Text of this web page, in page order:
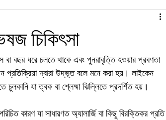
চিকিৎসা
বা বছর ধরে চলতে থাকে এবং পুনরাবৃত্তি হওয়ার প্রবণতা
প্রতিক্রিয়া দ্বারা উদ্ভূত বলে মনে করা হয়। লাইকেন
চুলকানি যা ত্বক বা শ্লেষ্মা ঝিল্লিতে প্রদর্শিত হয়।
কারণ যা সাধারণত অ্যালার্জি বা কিছু বিরক্তিকর প্রতি